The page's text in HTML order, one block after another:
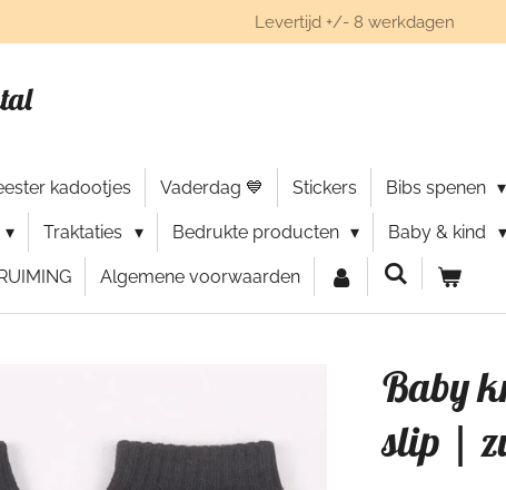
Levertijd +/- 8 werkdagen
kadootjes Vaderdag 💙 Stickers Bibs spenen
Traktaties Bedrukte producten Baby & kind
Algemene voorwaarden
Baby
slip |